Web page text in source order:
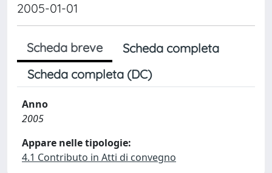
2005-01-01
Scheda breve
Scheda completa
Scheda completa (DC)
Anno
2005
Appare nelle tipologie:
4.1 Contributo in Atti di convegno